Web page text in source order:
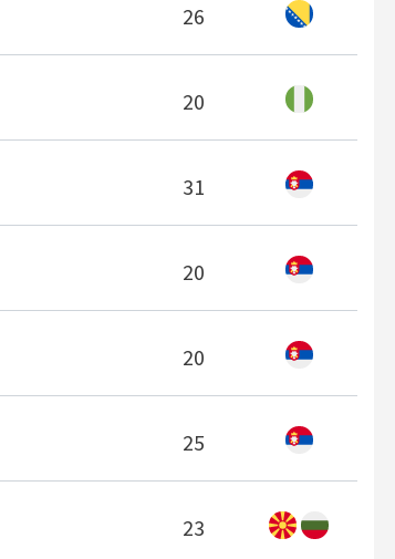
26
20
31
20
20
25
23